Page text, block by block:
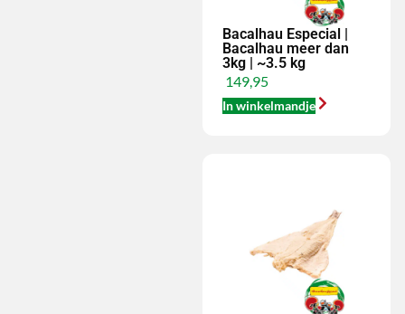
Bacalhau Especial |
Bacalhau meer dan
3kg | ~3.5 kg
149,95
In winkelmandje